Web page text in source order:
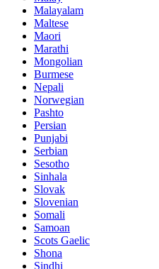
Malayalam
Maltese
Maori
Marathi
Mongolian
Burmese
Nepali
Norwegian
Pashto
Persian
Punjabi
Serbian
Sesotho
Sinhala
Slovak
Slovenian
Somali
Samoan
Scots Gaelic
Shona
Sindhi